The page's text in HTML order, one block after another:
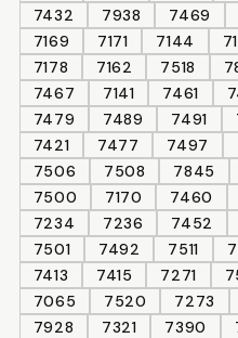
7432
7938 7469
7169
7171 7144
7178
7162 7518
7467
7141 7461
7479
7489 7491
7421
7477 7497
7506
7508 7845
7500
7170 7460
7234
7236 7452
7501
7492 7511
7413
7415 7271
7065
7520 7273
7928
7321 7390